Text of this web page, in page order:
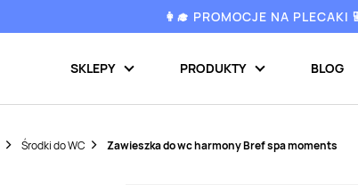
👩‍🎓 PROMOCJE NA PLECAKI
SKLEPY PRODUKTY BLOG
Środki do WC Zawieszka do wc harmony Bref spa moments